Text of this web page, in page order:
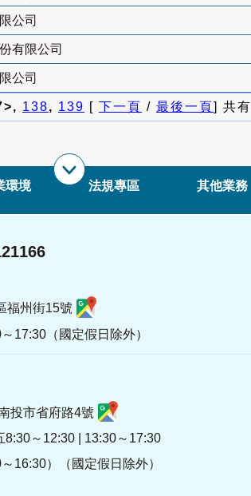
公司
有限公司
公司
138, 139 [ 下一頁 / 最後一頁] 共有
環境 法規專區 其他業務
福州街15號
17:30（國定假日除外）
投市省府路4號
～12:30 | 13:30～17:30
16:30）（國定假日除外）